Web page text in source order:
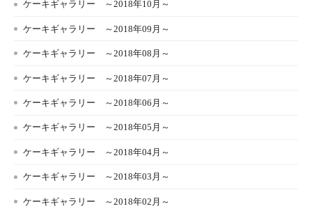
ケーキギャラリー ～2018年10月～
ケーキギャラリー ～2018年09月～
ケーキギャラリー ～2018年08月～
ケーキギャラリー ～2018年07月～
ケーキギャラリー ～2018年06月～
ケーキギャラリー ～2018年05月～
ケーキギャラリー ～2018年04月～
ケーキギャラリー ～2018年03月～
ケーキギャラリー ～2018年02月～